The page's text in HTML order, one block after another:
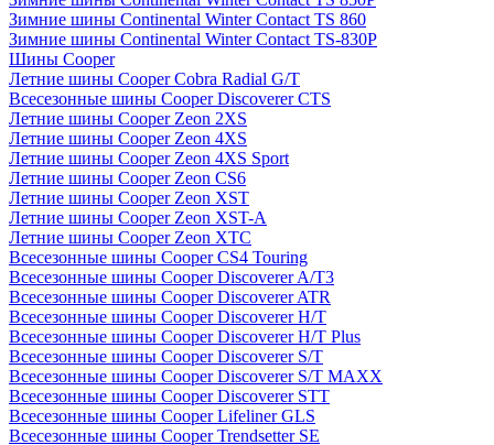
Зимние шины Continental Winter Contact TS 860
Зимние шины Continental Winter Contact TS-830P
Шины Cooper
Летние шины Cooper Cobra Radial G/T
Всесезонные шины Cooper Discoverer CTS
Летние шины Cooper Zeon 2XS
Летние шины Cooper Zeon 4XS
Летние шины Cooper Zeon 4XS Sport
Летние шины Cooper Zeon CS6
Летние шины Cooper Zeon XST
Летние шины Cooper Zeon XST-A
Летние шины Cooper Zeon XTC
Всесезонные шины Cooper CS4 Touring
Всесезонные шины Cooper Discoverer A/T3
Всесезонные шины Cooper Discoverer ATR
Всесезонные шины Cooper Discoverer H/T
Всесезонные шины Cooper Discoverer H/T Plus
Всесезонные шины Cooper Discoverer S/T
Всесезонные шины Cooper Discoverer S/T MAXX
Всесезонные шины Cooper Discoverer STT
Всесезонные шины Cooper Lifeliner GLS
Всесезонные шины Cooper Trendsetter SE